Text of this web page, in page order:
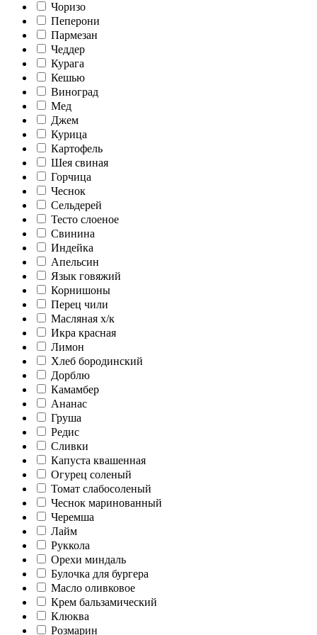
Чоризо
Пеперони
Пармезан
Чеддер
Курага
Кешью
Виноград
Мед
Джем
Курица
Картофель
Шея свиная
Горчица
Чеснок
Сельдерей
Тесто слоеное
Свинина
Индейка
Апельсин
Язык говяжий
Корнишоны
Перец чили
Масляная х/к
Икра красная
Лимон
Хлеб бородинский
Дорблю
Камамбер
Ананас
Груша
Редис
Сливки
Капуста квашенная
Огурец соленый
Томат слабосоленый
Чеснок маринованный
Черемша
Лайм
Руккола
Орехи миндаль
Булочка для бургера
Масло оливковое
Крем бальзамический
Клюква
Розмарин